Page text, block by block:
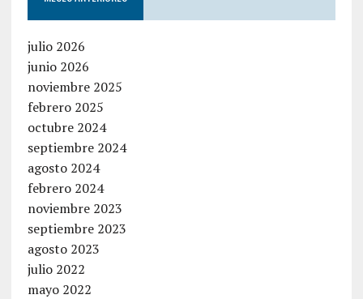
julio 2026
junio 2026
noviembre 2025
febrero 2025
octubre 2024
septiembre 2024
agosto 2024
febrero 2024
noviembre 2023
septiembre 2023
agosto 2023
julio 2022
mayo 2022